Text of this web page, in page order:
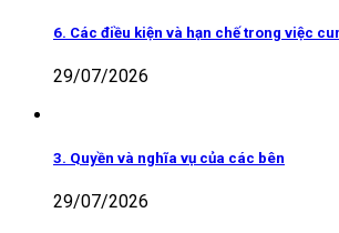
6. Các điều kiện và hạn chế trong việc
29/07/2026
3. Quyền và nghĩa vụ của các bên
29/07/2026